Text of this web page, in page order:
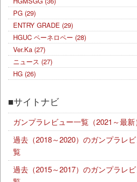
PG (29)
ENTRY GRADE (29)
HGUC ペーネロペー (28)
Ver.Ka (27)
ニュース (27)
HG (26)
■サイトナビ
ガンプラレビュー一覧（2021～最新
過去（2018～2020）のガンプラレ
覧
過去（2015～2017）のガンプラレ